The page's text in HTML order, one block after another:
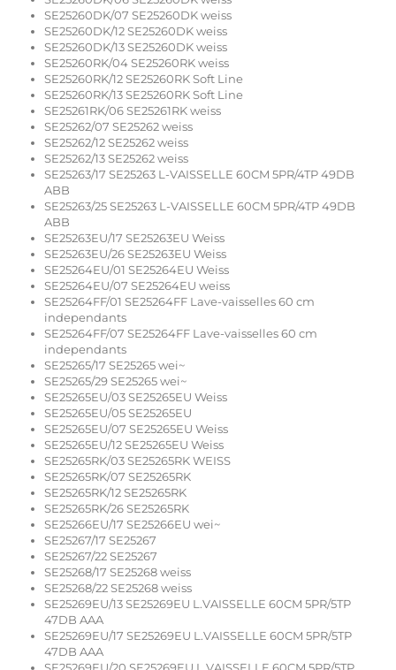
SE25260DK/07 SE25260DK weiss
SE25260DK/12 SE25260DK weiss
SE25260DK/13 SE25260DK weiss
SE25260RK/04 SE25260RK weiss
SE25260RK/12 SE25260RK Soft Line
SE25260RK/13 SE25260RK Soft Line
SE25261RK/06 SE25261RK weiss
SE25262/07 SE25262 weiss
SE25262/12 SE25262 weiss
SE25262/13 SE25262 weiss
SE25263/17 SE25263 L-VAISSELLE 60CM 5PR/4TP 49DB
ABB
SE25263/25 SE25263 L-VAISSELLE 60CM 5PR/4TP 49DB
ABB
SE25263EU/17 SE25263EU Weiss
SE25263EU/26 SE25263EU Weiss
SE25264EU/01 SE25264EU Weiss
SE25264EU/07 SE25264EU weiss
SE25264FF/01 SE25264FF Lave-vaisselles 60 cm
independants
SE25264FF/07 SE25264FF Lave-vaisselles 60 cm
independants
SE25265/17 SE25265 wei~
SE25265/29 SE25265 wei~
SE25265EU/03 SE25265EU Weiss
SE25265EU/05 SE25265EU
SE25265EU/07 SE25265EU Weiss
SE25265EU/12 SE25265EU Weiss
SE25265RK/03 SE25265RK WEISS
SE25265RK/07 SE25265RK
SE25265RK/12 SE25265RK
SE25265RK/26 SE25265RK
SE25266EU/17 SE25266EU wei~
SE25267/17 SE25267
SE25267/22 SE25267
SE25268/17 SE25268 weiss
SE25268/22 SE25268 weiss
SE25269EU/13 SE25269EU L.VAISSELLE 60CM 5PR/5TP
47DB AAA
SE25269EU/17 SE25269EU L.VAISSELLE 60CM 5PR/5TP
47DB AAA